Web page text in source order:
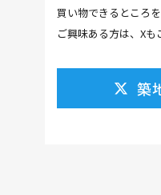
お汁粉 レシピ(1）
お餅(1） お魚捌
買い物できるところ
ご興味ある方は、Xも
築